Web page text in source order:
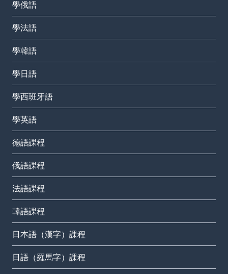
學俄語
學法語
學韓語
學日語
學西班牙語
學英語
德語課程
俄語課程
法語課程
韓語課程
日本語（漢字）課程
日語（羅馬字）課程